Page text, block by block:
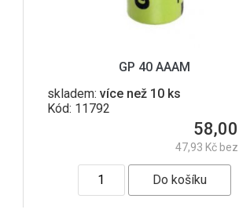
GP 40 AAAM
skladem: více než 10 ks
Kód: 11792
47,93 Kč bez